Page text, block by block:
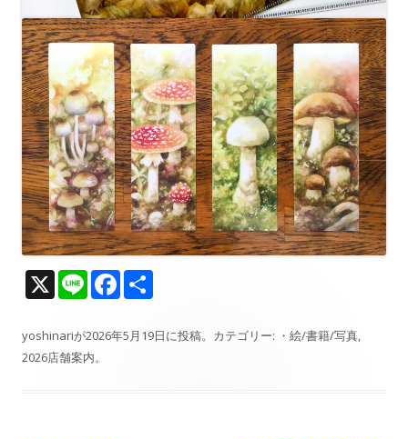
X Li
e
F
e
yoshinariが2026年5月19日に投稿。カテゴリー: ・絵/書籍/写真,
2026店舗案内。